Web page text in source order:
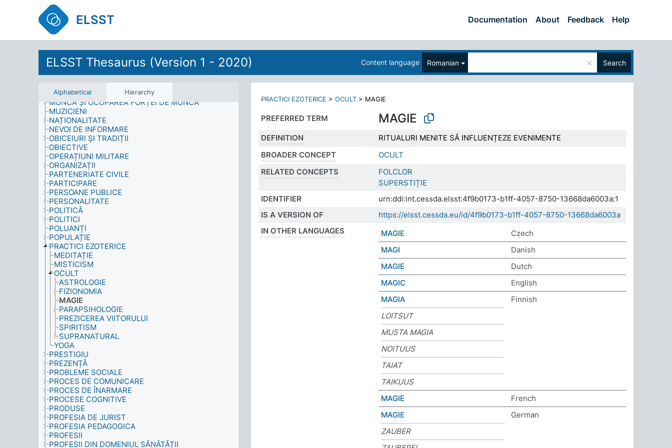
ELSST Documentation About Feedback Help
ELSST Thesaurus (Version 1 - 2020) Content language Romanian × Search
Alphabetical Hierarchy
MATERIALE DIDACTICE
MATERIALE INFORMATIVE
MEDIU
MEDIU EDUCAȚIONAL
MEDIU FAMILIAL
MEMBRII AI FAMILIEI
METODOLOGIE
MIGRANȚI
MIGRAȚIA POPULAȚIEI
MOȘTENIRE CULTURALĂ
MOTIVAȚIE
MUNCĂ ȘI OCUPAREA FORȚEI DE MUNCĂ
MUZICIENI
NAȚIONALITATE
NEVOI DE INFORMARE
OBICEIURI ȘI TRADIȚII
OBIECTIVE
OPERAȚIUNI MILITARE
ORGANIZAȚII
PARTENERIATE CIVILE
PARTICIPARE
PERSOANE PUBLICE
PERSONALITATE
POLITICĂ
POLITICI
POLUANȚI
POPULAȚIE
PRACTICI EZOTERICE
MEDITAȚIE
MISTICISM
OCULT
ASTROLOGIE
FIZIONOMIA
MAGIE
PARAPSIHOLOGIE
PREZICEREA VIITORULUI
SPIRITISM
SUPRANATURAL
YOGA
PRESTIGIU
PREZENȚĂ
PROBLEME SOCIALE
PROCES DE COMUNICARE
PROCES DE ÎNARMARE
PROCESE COGNITIVE
PRODUSE
PROFESIA DE JURIST
PROFESIA PEDAGOGICA
PROFESII
PROFESII DIN DOMENIUL SĂNĂTĂȚII
PRACTICI EZOTERICE > OCULT > MAGIE
PREFERRED TERM MAGIE
DEFINITION
RITUALURI MENITE SĂ INFLUENȚEZE EVENIMENTE
BROADER CONCEPT
OCULT
RELATED CONCEPTS
FOLCLOR
SUPERSTIȚIE
IDENTIFIER
urn:ddi:int.cessda.elsst:4f9b0173-b1ff-4057-8750-13668da6003a:1
IS A VERSION OF
https://elsst.cessda.eu/id/4f9b0173-b1ff-4057-8750-13668da6003a
IN OTHER LANGUAGES
MAGIE
Czech
MAGI
Danish
MAGIE
Dutch
MAGIC
English
MAGIA
Finnish
LOITSUT
MUSTA MAGIA
NOITUUS
TAIAT
TAIKUUS
MAGIE
French
MAGIE
German
ZAUBER